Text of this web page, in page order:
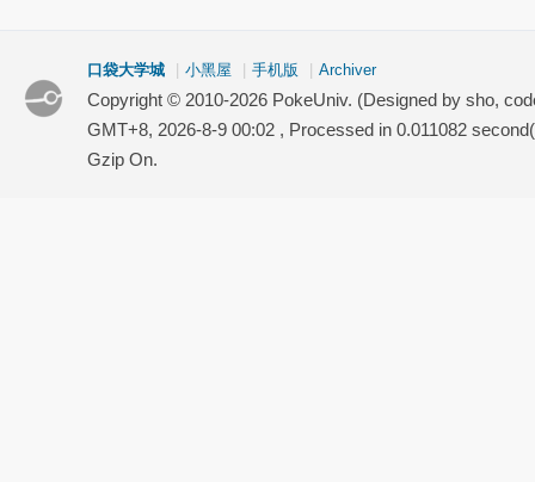
口袋大学城 小黑屋 手机版 Archiver
Copyright © 2010-2026 PokeUniv. (Designed by sho,
GMT+8, 2026-8-9 00:02 , Processed in 0.011082
Gzip On.